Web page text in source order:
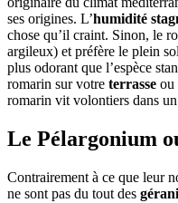
ses origines. L’humidité
chose qu’il craint. Sinon, le
argileux) et préfère le plein
plus odorant que l’espèce
romarin sur votre terrasse ou
romarin vit volontiers dans
Le Pélargonium
Contrairement à ce que leur
ne sont pas du tout des